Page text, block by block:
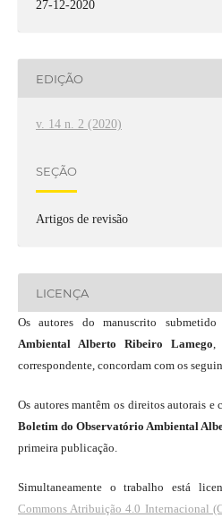
27-12-2020
EDIÇÃO
v. 14 n. 2 (2020)
SEÇÃO
Artigos de revisão
LICENÇA
Os autores do manuscrito
Ambiental Alberto Ribeiro Lamego,
correspondente, concordam com os
Os autores mantêm os direitos autorais e
Boletim do Observatório Ambiental
primeira publicação.
Simultaneamente o trabalho está
Commons Atribuição 4.0 Internacional